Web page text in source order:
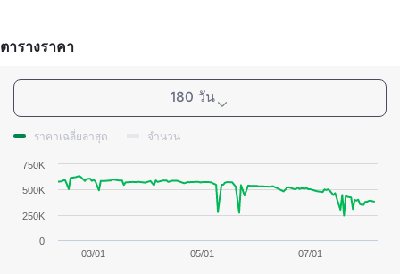
ตารางราคา
180 วัน
ราคาเฉลี่ยล่าสุด จำนวน
03/01 05/01 07/01
0
250K
500K
750K